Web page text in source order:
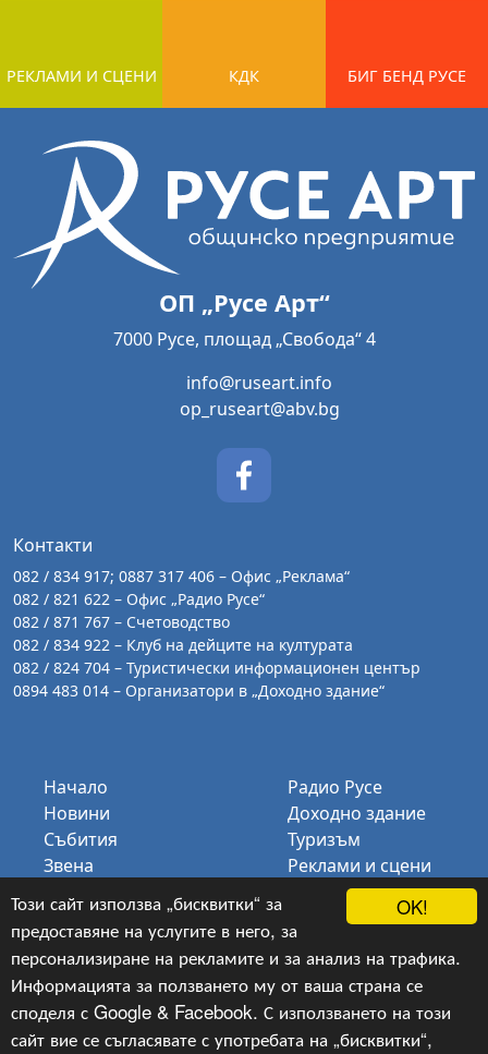
OK!
Този сайт използва „бисквитки“ за
предоставяне на услугите в него, за
персонализиране на рекламите и за анализ на трафика.
Информацията за ползването му от ваша страна се
споделя с Google & Facebook. С използването на този
сайт вие се съгласявате с употребата на „бисквитки“,
РЕКЛАМИ И СЦЕНИ КДК БИГ БЕНД РУСЕ
ОП „Русе Арт“
7000 Русе, площад „Свобода“ 4
info@ruseart.info
op_ruseart@abv.bg
Контакти
082 / 834 917; 0887 317 406 – Офис „Реклама“
082 / 821 622 – Офис „Радио Русе“
082 / 871 767 – Счетоводство
082 / 834 922 – Клуб на дейците на културата
082 / 824 704 – Туристически информационен център
0894 483 014 – Организатори в „Доходно здание“
Начало
Новини
Събития
Звена
За нас
Контакти
Радио Русе
Доходно здание
Туризъм
Реклами и сцени
Биг Бенд Русе
Copyright © 2024-2026, v.1.11,ОП „Русе Арт“, Уеб